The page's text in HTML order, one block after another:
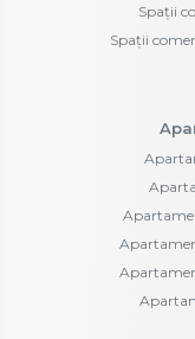
Spații
Spații